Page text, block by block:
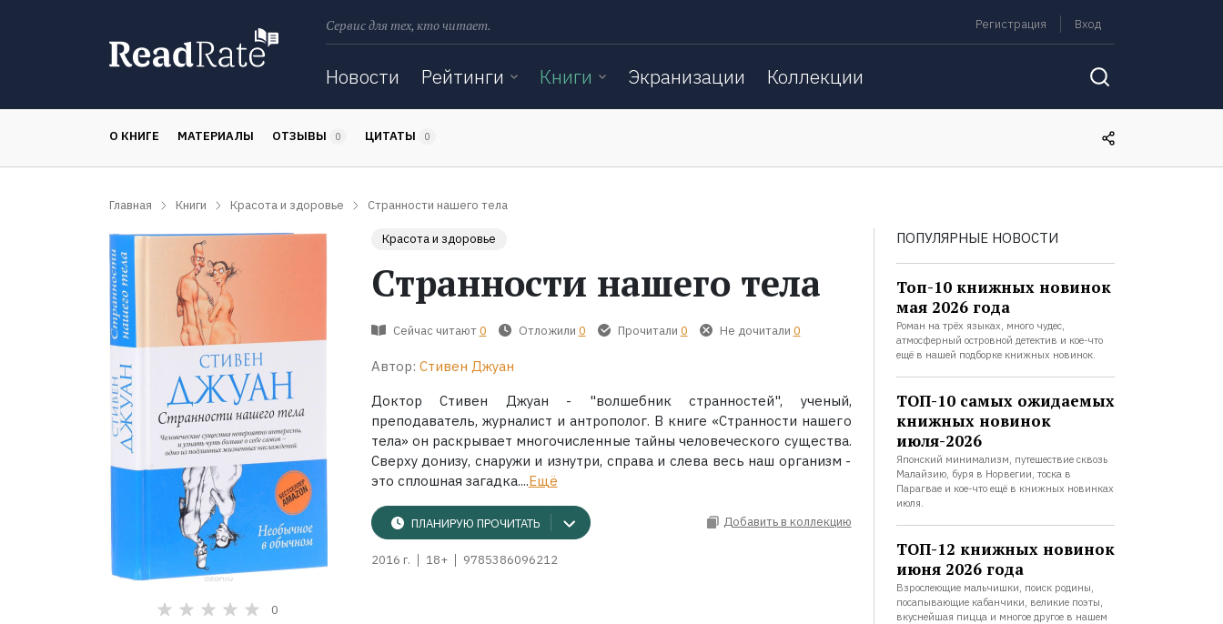
Сервис для тех, кто читает. Регистрация Вход
Новости Рейтинги Книги Экранизации Коллекции
О КНИГЕ МАТЕРИАЛЫ ОТЗЫВЫ 0 ЦИТАТЫ 0
Главная Книги Красота и здоровье Странности нашего тела
0
Красота и здоровье
Странности нашего тела
Сейчас читают 0 Отложили 0 Прочитали 0 Не дочитали 0
Автор: Стивен Джуан
Доктор Стивен Джуан - "волшебник странностей", ученый,
преподаватель, журналист и антрополог. В книге «Странности нашего
тела» он раскрывает многочисленные тайны человеческого существа.
Сверху донизу, снаружи и изнутри, справа и слева весь наш организм -
это сплошная загадка....Ещё
ПЛАНИРУЮ ПРОЧИТАТЬ Добавить в коллекцию
2016 г. 18+ 9785386096212
ПОПУЛЯРНЫЕ НОВОСТИ
Топ-10 книжных новинок
мая 2026 года
Роман на трёх языках, много чудес,
атмосферный островной детектив и кое-что
ещё в нашей подборке книжных новинок.
ТОП-10 самых ожидаемых
книжных новинок
июля-2026
Японский минимализм, путешествие сквозь
Малайзию, буря в Норвегии, тоска в
Парагвае и кое-что ещё в книжных новинках
июля.
ТОП-12 книжных новинок
июня 2026 года
Взрослеющие мальчишки, поиск родины,
посапывающие кабанчики, великие поэты,
вкуснейшая пицца и многое другое в нашем